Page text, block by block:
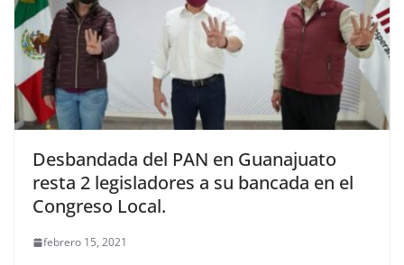
Desbandada del PAN en Guanajuato
resta 2 legisladores a su bancada en el
Congreso Local.
febrero 15, 2021